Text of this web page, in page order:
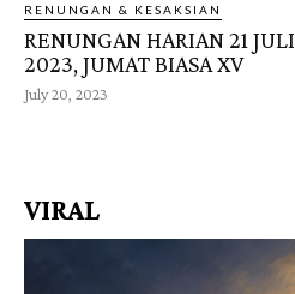
RENUNGAN & KESAKSIAN
RENUNGAN HARIAN 21 JULI
2023, JUMAT BIASA XV
July 20, 2023
VIRAL